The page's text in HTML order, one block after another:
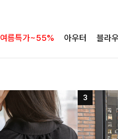
여름특가~55% 아우터 블라